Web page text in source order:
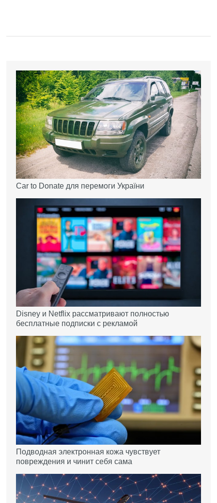
Car to Donate для перемоги України
Disney и Netflix рассматривают полностью
бесплатные подписки с рекламой
Подводная электронная кожа чувствует
повреждения и чинит себя сама